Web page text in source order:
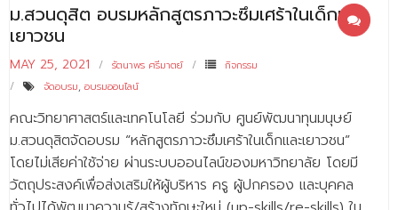
สหกิจศึกษา
ข่าว
- ข่าวประชาสัมพันธ์
- กิจกรรม
- ข่าวประชาสัมพันธ์ภายนอก
- ทุน/สมัครงาน/ศึกษาต่อ
ม.สวนดุสิต อบรมหลักสูตรภาวะซึมเศร้าในเด็กและ
เยาวชน
MAY 25, 2021 รัตนาพร ศรีมาตย์
กิจกรรม
จัดอบรม, อบรมออนไลน์
คณะวิทยาศาสตร์และเทคโนโลยี ร่วมกับ ศูนย์พัฒนาทุนมนุษย์
ม.สวนดุสิตจัดอบรม “หลักสูตรภาวะซึมเศร้าในเด็กและเยาวชน”
โดยไม่เสียค่าใช้จ่าย ผ่านระบบออนไลน์ของมหาวิทยาลัย โดยมี
วัตถุประสงค์เพื่อส่งเสริมให้ผู้บริหาร ครู ผู้ปกครอง และบุคคล